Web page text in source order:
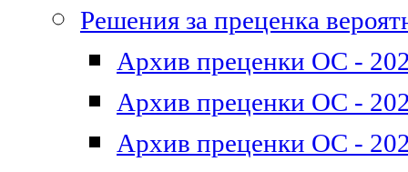
Решения за преценка
Архив преценки ОС -
Архив преценки ОС -
Архив преценки ОС -